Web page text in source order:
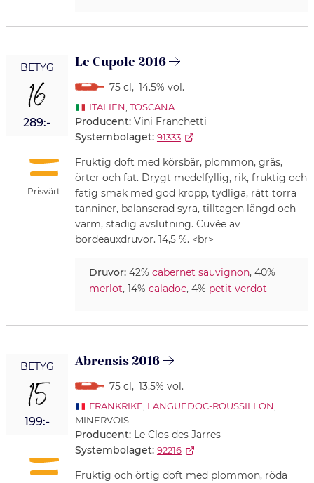
BETYG
16
289:-
Prisvärt
Le Cupole 2016
75 cl, 14.5% vol.
ITALIEN TOSCANA
Producent: Vini Franchetti
Systembolaget: 91333
Fruktig doft med körsbär, plommon, gräs,
örter och fat. Drygt medelfyllig, rik, fruktig och
fatig smak med god kropp, tydliga, rätt torra
tanniner, balanserad syra, tilltagen längd och
varm, stadig avslutning. Cuvée av
bordeauxdruvor. 14,5 %. <br>
Druvor:42% cabernet sauvignon, 40%
merlot, 14% caladoc, 4% petit verdot
BETYG
15
199:-
Abrensis 2016
75 cl, 13.5% vol.
FRANKRIKE LANGUEDOC-ROUSSILLON
MINERVOIS
Producent: Le Clos des Jarres
Systembolaget: 92216
Fruktig och örtig doft med plommon, röda